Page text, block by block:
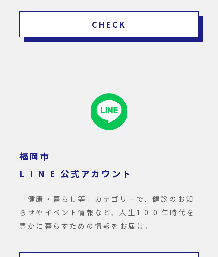
CHECK
福岡市
L I N E 公式アカウント
「健康・暮らし等」カテゴリーで、健診のお知
らせやイベント情報など、人生1 0 0 年時代を
豊かに暮らすための情報をお届け。